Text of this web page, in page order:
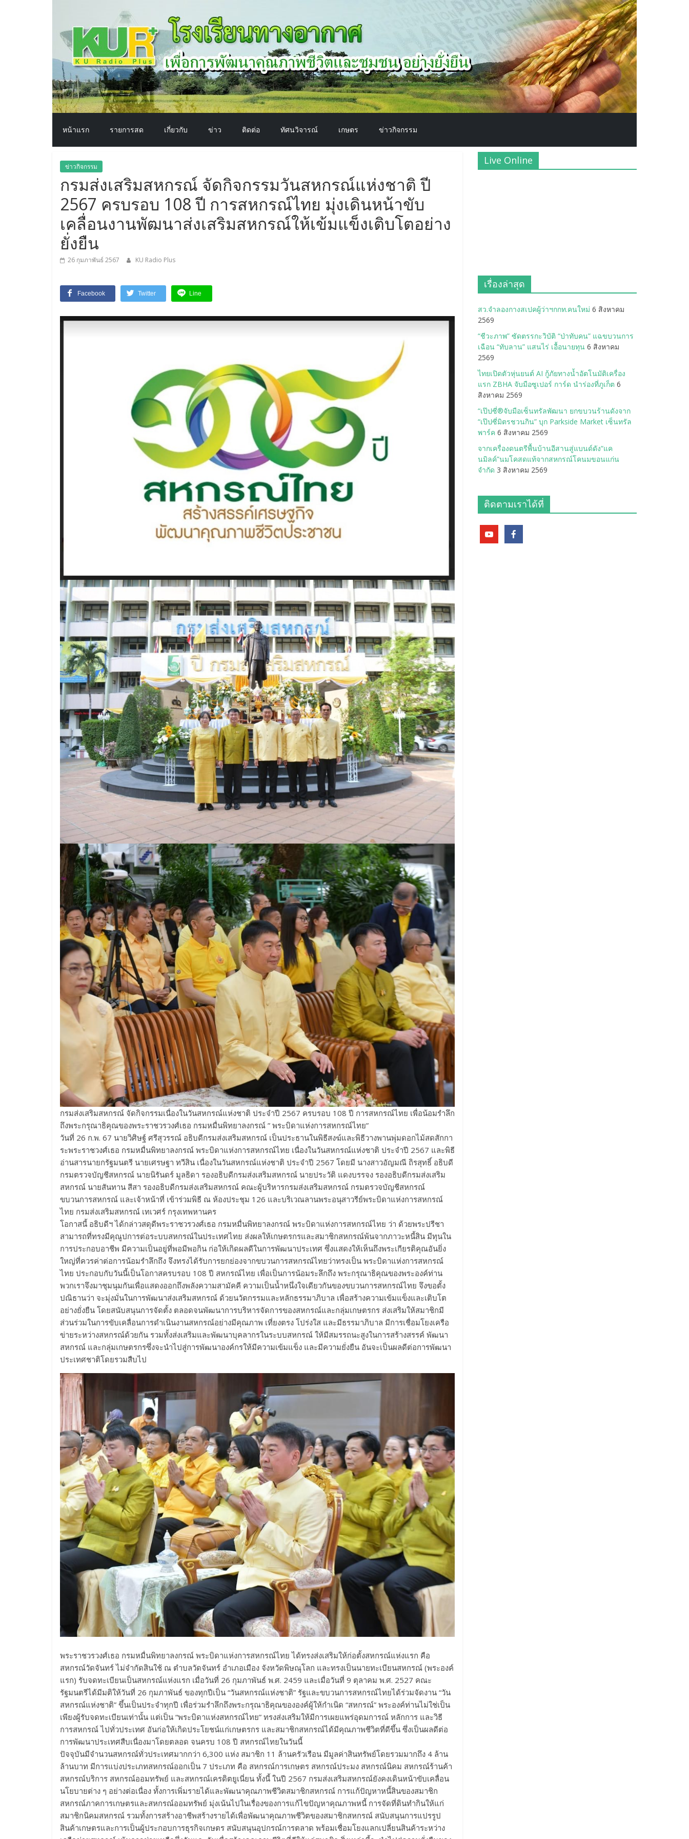
โรงเรียน
ทาง
อากาศ​
เพื่อ
พัฒนา
คุณภาพ
ชีวิต
หน้าแรก รายการสด เกี่ยวกับ ข่าว ติดต่อ ทัศนวิจารณ์ เกษตร ข่าวกิจกรรม
ข่าวกิจกรรม
กรมส่งเสริมสหกรณ์ จัดกิจกรรมวันสหกรณ์แห่งชาติ ปี
2567 ครบรอบ 108 ปี การสหกรณ์ไทย มุ่งเดินหน้าขับ
เคลื่อนงานพัฒนาส่งเสริมสหกรณ์ให้เข้มแข็งเติบโตอย่าง
ยั่งยืน
26 กุมภาพันธ์ 2567 KU Radio Plus
Facebook Twitter Line
กรมส่งเสริมสหกรณ์ จัดกิจกรรมเนื่องในวันสหกรณ์แห่งชาติ ประจำปี 2567 ครบรอบ 108 ปี การสหกรณ์ไทย เพื่อน้อมรำลึก
ถึงพระกรุณาธิคุณของพระราชวรวงศ์เธอ กรมหมื่นพิทยาลงกรณ์ ” พระบิดาแห่งการสหกรณ์ไทย”
วันที่ 26 ก.พ. 67 นายวิศิษฐ์ ศรีสุวรรณ์ อธิบดีกรมส่งเสริมสหกรณ์ เป็นประธานในพิธีสงฆ์และพิธีวางพานพุ่มดอกไม้สดสักกา
ระพระราชวงศ์เธอ กรมหมื่นพิทยาลงกรณ์ พระบิดาแห่งการสหกรณ์ไทย เนื่องในวันสหกรณ์แห่งชาติ ประจำปี 2567 และพิธี
อ่านสารนายกรัฐมนตรี นายเศรษฐา ทวีสิน เนื่องในวันสหกรณ์แห่งชาติ ประจำปี 2567 โดยมี นางสาวอัญมณี ถิรสุทธิ์ อธิบดี
กรมตรวจบัญชีสหกรณ์ นายนิรันดร์ มูลธิดา รองอธิบดีกรมส่งเสริมสหกรณ์ นายประวัติ แดงบรรจง รองอธิบดีกรมส่งเสริม
สหกรณ์ นายสันทาน สีสา รองอธิบดีกรมส่งเสริมสหกรณ์ คณะผู้บริหารกรมส่งเสริมสหกรณ์ กรมตรวจบัญชีสหกรณ์
ขบวนการสหกรณ์ และเจ้าหน้าที่ เข้าร่วมพิธี ณ ห้องประชุม 126 และบริเวณลานพระอนุสาวรีย์พระบิดาแห่งการสหกรณ์
ไทย กรมส่งเสริมสหกรณ์ เทเวศร์ กรุงเทพหานคร
โอกาสนี้ อธิบดีฯ ได้กล่าวสดุดีพระราชวรวงศ์เธอ กรมหมื่นพิทยาลงกรณ์ พระบิดาแห่งการสหกรณ์ไทย ว่า ด้วยพระปรีชา
สามารถที่ทรงมีคุณูปการต่อระบบสหกรณ์ในประเทศไทย ส่งผลให้เกษตรกรและสมาชิกสหกรณ์พ้นจากภาวะหนี้สิน มีทุนใน
การประกอบอาชีพ มีความเป็นอยู่ที่พอมีพอกิน ก่อให้เกิดผลดีในการพัฒนาประเทศ ซึ่งแสดงให้เห็นถึงพระเกียรติคุณอันยิ่ง
ใหญ่ที่ควรค่าต่อการน้อมรำลึกถึง จึงทรงได้รับการยกย่องจากขบวนการสหกรณ์ไทยว่าทรงเป็น พระบิดาแห่งการสหกรณ์
ไทย ประกอบกับวันนี้เป็นโอกาสครบรอบ 108 ปี สหกรณ์ไทย เพื่อเป็นการน้อมระลึกถึง พระกรุณาธิคุณของพระองค์ท่าน
พวกเราจึงมาชุมนุมกันเพื่อแสดงออกถึงพลังความสามัคคี ความเป็นน้ำหนึ่งใจเดียวกันของขบวนการสหกรณ์ไทย จึงขอตั้ง
ปณิธานว่า จะมุ่งมั่นในการพัฒนาส่งเสริมสหกรณ์ ด้วยนวัตกรรมและหลักธรรมาภิบาล เพื่อสร้างความเข้มแข็งและเติบโต
อย่างยั่งยืน โดยสนับสนุนการจัดตั้ง ตลอดจนพัฒนาการบริหารจัดการของสหกรณ์และกลุ่มเกษตรกร ส่งเสริมให้สมาชิกมี
ส่วนร่วมในการขับเคลื่อนการดำเนินงานสหกรณ์อย่างมีคุณภาพ เที่ยงตรง โปร่งใส และมีธรรมาภิบาล มีการเชื่อมโยงเครือ
ข่ายระหว่างสหกรณ์ด้วยกัน รวมทั้งส่งเสริมและพัฒนาบุคลากรในระบบสหกรณ์ ให้มีสมรรถนะสูงในการสร้างสรรค์ พัฒนา
สหกรณ์ และกลุ่มเกษตรกรซึ่งจะนำไปสู่การพัฒนาองค์กรให้มีความเข้มแข็ง และมีความยั่งยืน อันจะเป็นผลดีต่อการพัฒนา
ประเทศชาติโดยรวมสืบไป
พระราชวรวงศ์เธอ กรมหมื่นพิทยาลงกรณ์ พระบิดาแห่งการสหกรณ์ไทย ได้ทรงส่งเสริมให้ก่อตั้งสหกรณ์แห่งแรก คือ
สหกรณ์วัดจันทร์ ไม่จำกัดสินใช้ ณ ตำบลวัดจันทร์ อำเภอเมือง จังหวัดพิษณุโลก และทรงเป็นนายทะเบียนสหกรณ์ (พระองค์
แรก) รับจดทะเบียนเป็นสหกรณ์แห่งแรก เมื่อวันที่ 26 กุมภาพันธ์ พ.ศ. 2459 และเมื่อวันที่ 9 ตุลาคม พ.ศ. 2527 คณะ
รัฐมนตรีได้มีมติให้วันที่ 26 กุมภาพันธ์ ของทุกปีเป็น “วันสหกรณ์แห่งชาติ” รัฐและขบวนการสหกรณ์ไทยได้ร่วมจัดงาน “วัน
สหกรณ์แห่งชาติ” ขึ้นเป็นประจำทุกปี เพื่อร่วมรำลึกถึงพระกรุณาธิคุณขององค์ผู้ให้กำเนิด “สหกรณ์” พระองค์ท่านไม่ใช่เป็น
เพียงผู้รับจดทะเบียนเท่านั้น แต่เป็น “พระบิดาแห่งสหกรณ์ไทย” ทรงส่งเสริมให้มีการเผยแพร่อุดมการณ์ หลักการ และวิธี
การสหกรณ์ ไปทั่วประเทศ อันก่อให้เกิดประโยชน์แก่เกษตรกร และสมาชิกสหกรณ์ได้มีคุณภาพชีวิตที่ดีขึ้น ซึ่งเป็นผลดีต่อ
การพัฒนาประเทศสืบเนื่องมาโดยตลอด จนครบ 108 ปี สหกรณ์ไทยในวันนี้
ปัจจุบันมีจำนวนสหกรณ์ทั่วประเทศมากกว่า 6,300 แห่ง สมาชิก 11 ล้านครัวเรือน มีมูลค่าสินทรัพย์โดยรวมมากถึง 4 ล้าน
ล้านบาท มีการแบ่งประเภทสหกรณ์ออกเป็น 7 ประเภท คือ สหกรณ์การเกษตร สหกรณ์ประมง สหกรณ์นิคม สหกรณ์ร้านค้า
สหกรณ์บริการ สหกรณ์ออมทรัพย์ และสหกรณ์เครดิตยูเนี่ยน ทั้งนี้ ในปี 2567 กรมส่งเสริมสหกรณ์ยังคงเดินหน้าขับเคลื่อน
นโยบายต่าง ๆ อย่างต่อเนื่อง ทั้งการเพิ่มรายได้และพัฒนาคุณภาพชีวิตสมาชิกสหกรณ์ การแก้ปัญหาหนี้สินของสมาชิก
สหกรณ์ภาคการเกษตรและสหกรณ์ออมทรัพย์ มุ่งเน้นไปในเรื่องของการแก้ไขปัญหาคุณภาพหนี้ การจัดที่ดินทำกินให้แก่
สมาชิกนิคมสหกรณ์ รวมทั้งการสร้างอาชีพสร้างรายได้เพื่อพัฒนาคุณภาพชีวิตของสมาชิกสหกรณ์ สนับสนุนการแปรรูป
สินค้าเกษตรและการเป็นผู้ประกอบการธุรกิจเกษตร สนับสนุนอุปกรณ์การตลาด พร้อมเชื่อมโยงแลกเปลี่ยนสินค้าระหว่าง
Live Online
เรื่องล่าสุด
สว.จำลองกางสเปคผู้ว่าฯกกท.คนใหม่ 6 สิงหาคม
2569
“ชีวะภาพ” ซัดตรรกะวิบัติ “ป่าทับคน” แฉขบวนการ
เฉือน “ทับลาน” แสนไร่ เอื้อนายทุน 6 สิงหาคม
2569
ไทยเปิดตัวหุ่นยนต์ AI กู้ภัยทางน้ำอัตโนมัติเครื่อง
แรก ZBHA จับมือซูเปอร์ การ์ด นำร่องที่ภูเก็ต 6
สิงหาคม 2569
“เป๊ปซี่®จับมือเซ็นทรัลพัฒนา ยกขบวนร้านดังจาก
“เป๊ปซี่มิตรชวนกิน” บุก Parkside Market เซ็นทรัล
พาร์ค 6 สิงหาคม 2569
จากเครื่องดนตรีพื้นบ้านอีสานสู่แบนด์ดัง“แค
นมิลค์”นมโคสดแท้จากสหกรณ์โคนมขอนแก่น
จำกัด 3 สิงหาคม 2569
ติดตามเราได้ที่